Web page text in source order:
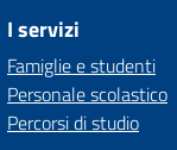
I servizi
Famiglie e studenti
Personale scolastico
Percorsi di studio